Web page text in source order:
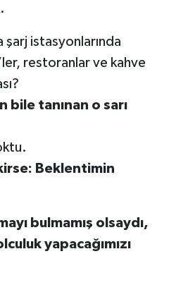
şarj istasyonlarında
restoranlar ve kahve
bile tanınan o sarı
Beklentimin
bulmamış olsaydı,
yapacağımızı